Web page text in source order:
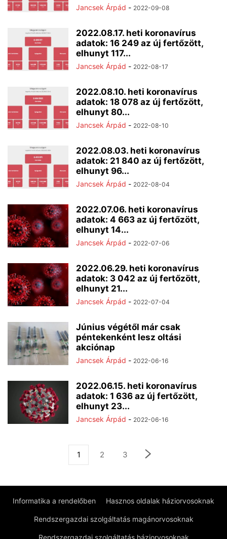
Jancsek Árpád - 2022-09-08
2022.08.17. heti koronavírus
adatok: 16 249 az új fertőzött,
elhunyt 117...
Jancsek Árpád - 2022-08-17
2022.08.10. heti koronavírus
adatok: 18 078 az új fertőzött,
elhunyt 80...
Jancsek Árpád - 2022-08-10
2022.08.03. heti koronavírus
adatok: 21 840 az új fertőzött,
elhunyt 96...
Jancsek Árpád - 2022-08-04
2022.07.06. heti koronavírus
adatok: 4 663 az új fertőzött,
elhunyt 14...
Jancsek Árpád - 2022-07-06
2022.06.29. heti koronavírus
adatok: 3 042 az új fertőzött,
elhunyt 21...
Jancsek Árpád - 2022-07-04
Június végétől már csak
péntekenként lesz oltási
akciónap
Jancsek Árpád - 2022-06-16
2022.06.15. heti koronavírus
adatok: 1 636 az új fertőzött,
elhunyt 23...
Jancsek Árpád - 2022-06-16
1 2 3
Informatika a rendelőben Hasznos oldalak háziorvosoknak
Rendszergazdai szolgáltatás magánorvosoknak
Rendszergazdai szolgáltatás háziorvosoknak